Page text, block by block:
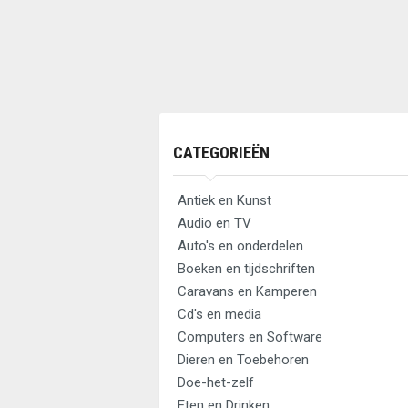
CATEGORIEËN
Antiek en Kunst
Audio en TV
Auto's en onderdelen
Boeken en tijdschriften
Caravans en Kamperen
Cd's en media
Computers en Software
Dieren en Toebehoren
Doe-het-zelf